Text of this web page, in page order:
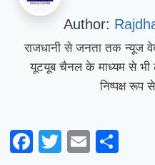
Author:
राजधानी से जनता तक न्यूज
यूटयूब चैनल के माध्यम से भी
निष्पक्ष रूप
Facebook
TwitterEmail